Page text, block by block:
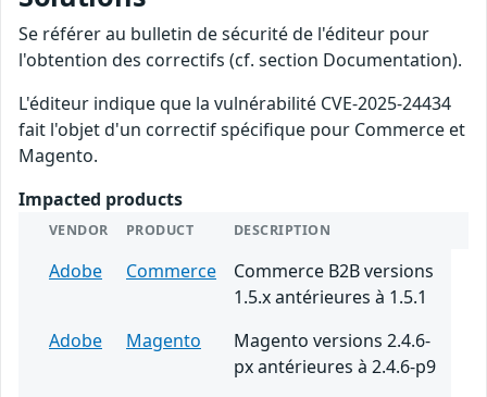
Se référer au bulletin de sécurité de l'éditeur pour
l'obtention des correctifs (cf. section Documentation).
L'éditeur indique que la vulnérabilité CVE-2025-24434
fait l'objet d'un correctif spécifique pour Commerce et
Magento.
Impacted products
VENDOR PRODUCT DESCRIPTION
Adobe Commerce
Commerce B2B versions
1.5.x antérieures à 1.5.1
Adobe
Magento
Magento versions 2.4.6-
px antérieures à 2.4.6-p9